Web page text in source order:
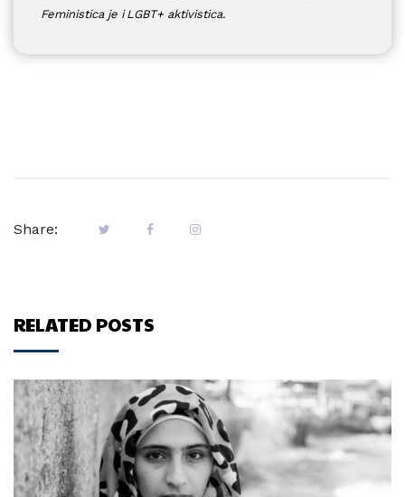
Feministica je i LGBT+ aktivistica.
Share:
RELATED POSTS